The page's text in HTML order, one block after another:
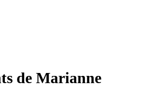
de Marianne